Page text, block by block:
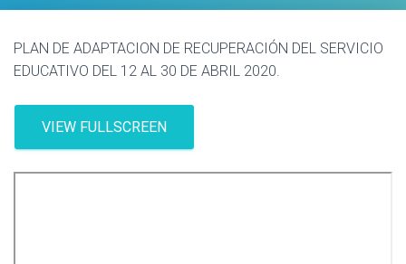
PLAN DE ADAPTACION DE RECUPERACIÓN DEL SERVICIO
EDUCATIVO DEL 12 AL 30 DE ABRIL 2020.
VIEW FULLSCREEN